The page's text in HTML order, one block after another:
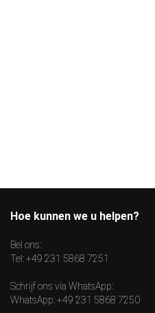
Hoe kunnen we u helpen?
Bel ons:
Tel:+49 231 5868 7251
Schrijf ons via WhatsApp:
WhatsApp:+49 231 5868 7250